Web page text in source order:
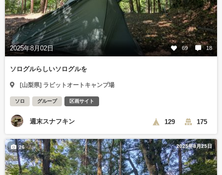
2025年8月02日 69 18
ソログルらしいソログルを
[山梨県] ラビットオートキャンプ場
ソロ グループ 区画サイト
週末スナフキン 129 175
2025年8月25日
26